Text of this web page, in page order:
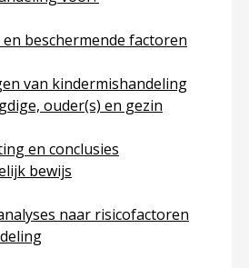
en beschermende factoren
over 1.1.6 Risico- en
van kindermishandeling
ouder(s) en gezin
over 1.1.7 Gevolgen van
en conclusies
bewijs
over 1.2 Samenvatting en
naar risicofactoren
over 1.2.1 Meta-analyses naar